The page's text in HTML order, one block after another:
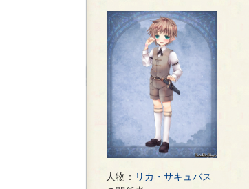
の
ペ
ー
人物： リカ・サキュバス